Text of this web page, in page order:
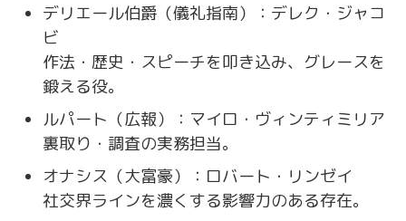
デリエール伯爵（儀礼指南）：デレク・ジャコ
ビ
作法・歴史・スピーチを叩き込み、グレースを
鍛える役。
ルパート（広報）：マイロ・ヴィンティミリア
裏取り・調査の実務担当。
オナシス（大富豪）：ロバート・リンゼイ
社交界ラインを濃くする影響力のある存在。